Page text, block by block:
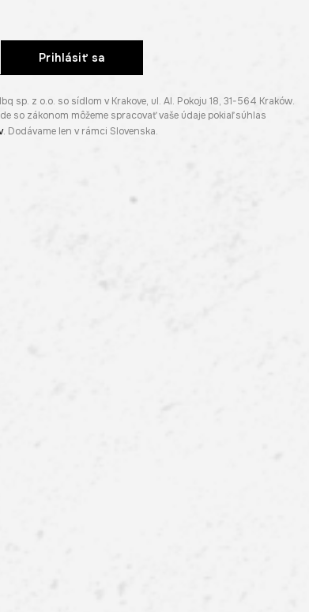
Prihlásiť sa
z o.o. so sídlom v Krakove, ul. Al. Pokoju 18, 31-564 Kraków.
so zákonom môžeme spracovať vaše údaje pokiaľ súhlas
. Dodávame len v rámci Slovenska.